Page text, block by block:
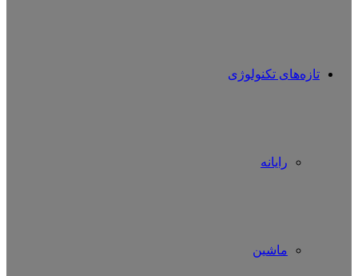
تازه‌های تکنولوژی
رایانه
ماشین